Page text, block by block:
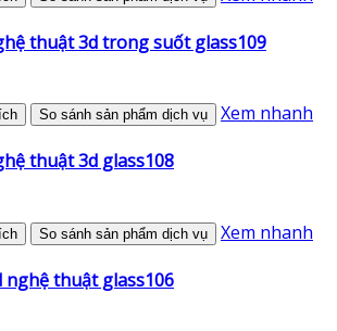
thuật 3d trong suốt glass109
So sánh sản phẩm dịch vụ Xem nhanh
thuật 3d glass108
So sánh sản phẩm dịch vụ Xem nhanh
nghệ thuật glass106